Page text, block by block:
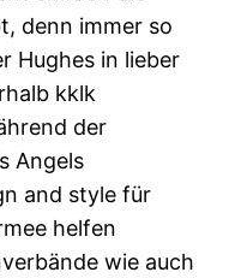
denn immer so
Hughes in lieber
kklk
der
Angels
and style für
helfen
wie auch